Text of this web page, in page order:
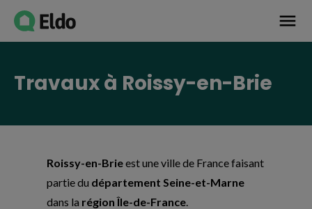
menu
Travaux à Roissy-en-Brie
Roissy-en-Brieest une ville de France faisant
partie du département Seine-et-Marne
dans la région Île-de-France.